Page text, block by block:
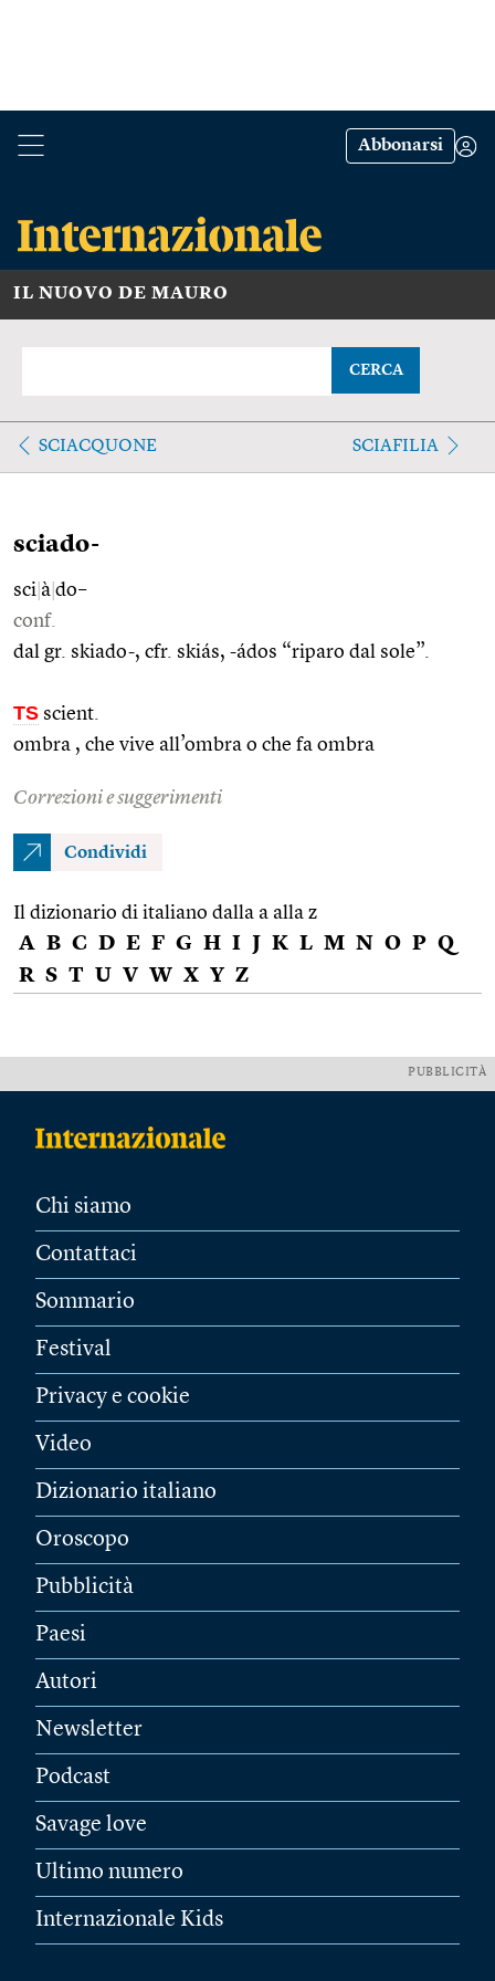
Abbonarsi
IL NUOVO DE MAURO
CERCA
SCIACQUONE SCIAFILIA
sciado-
sci à do–
conf.
dal gr. skiado-, cfr. skiás, -ádos “riparo dal sole”.
TS scient.
ombra , che vive all’ombra o che fa ombra
Correzioni e suggerimenti
Condividi
Il dizionario di italiano dalla a alla z
A B C D E F G H I J K L M N O P Q
R S T U V W X Y Z
PUBBLICITÀ
Chi siamo
Contattaci
Sommario
Festival
Privacy e cookie
Video
Dizionario italiano
Oroscopo
Pubblicità
Paesi
Autori
Newsletter
Podcast
Savage love
Ultimo numero
Internazionale Kids